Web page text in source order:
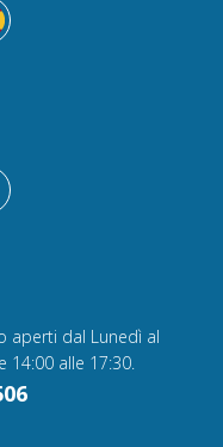
aperti dal Lunedì al
14:00 alle 17:30.